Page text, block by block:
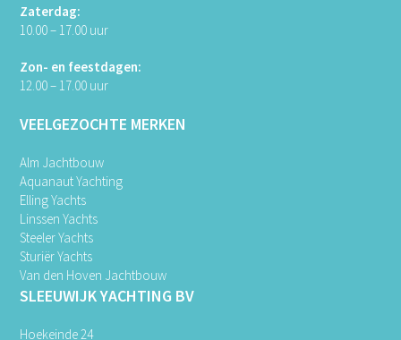
Zaterdag:
10.00 – 17.00 uur
Zon- en feestdagen:
12.00 – 17.00 uur
VEELGEZOCHTE MERKEN
Alm Jachtbouw
Aquanaut Yachting
Elling Yachts
Linssen Yachts
Steeler Yachts
Sturiër Yachts
Van den Hoven Jachtbouw
SLEEUWIJK YACHTING BV
Hoekeinde 24